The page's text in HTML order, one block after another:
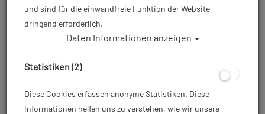
und sind für die einwandfreie Funktion der Website
dringend erforderlich.
Daten Informationen anzeigen
Statistiken (2)
Diese Cookies erfassen anonyme Statistiken. Diese
Informationen helfen uns zu verstehen, wie wir unsere